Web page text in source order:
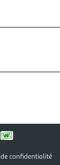
confidentialité